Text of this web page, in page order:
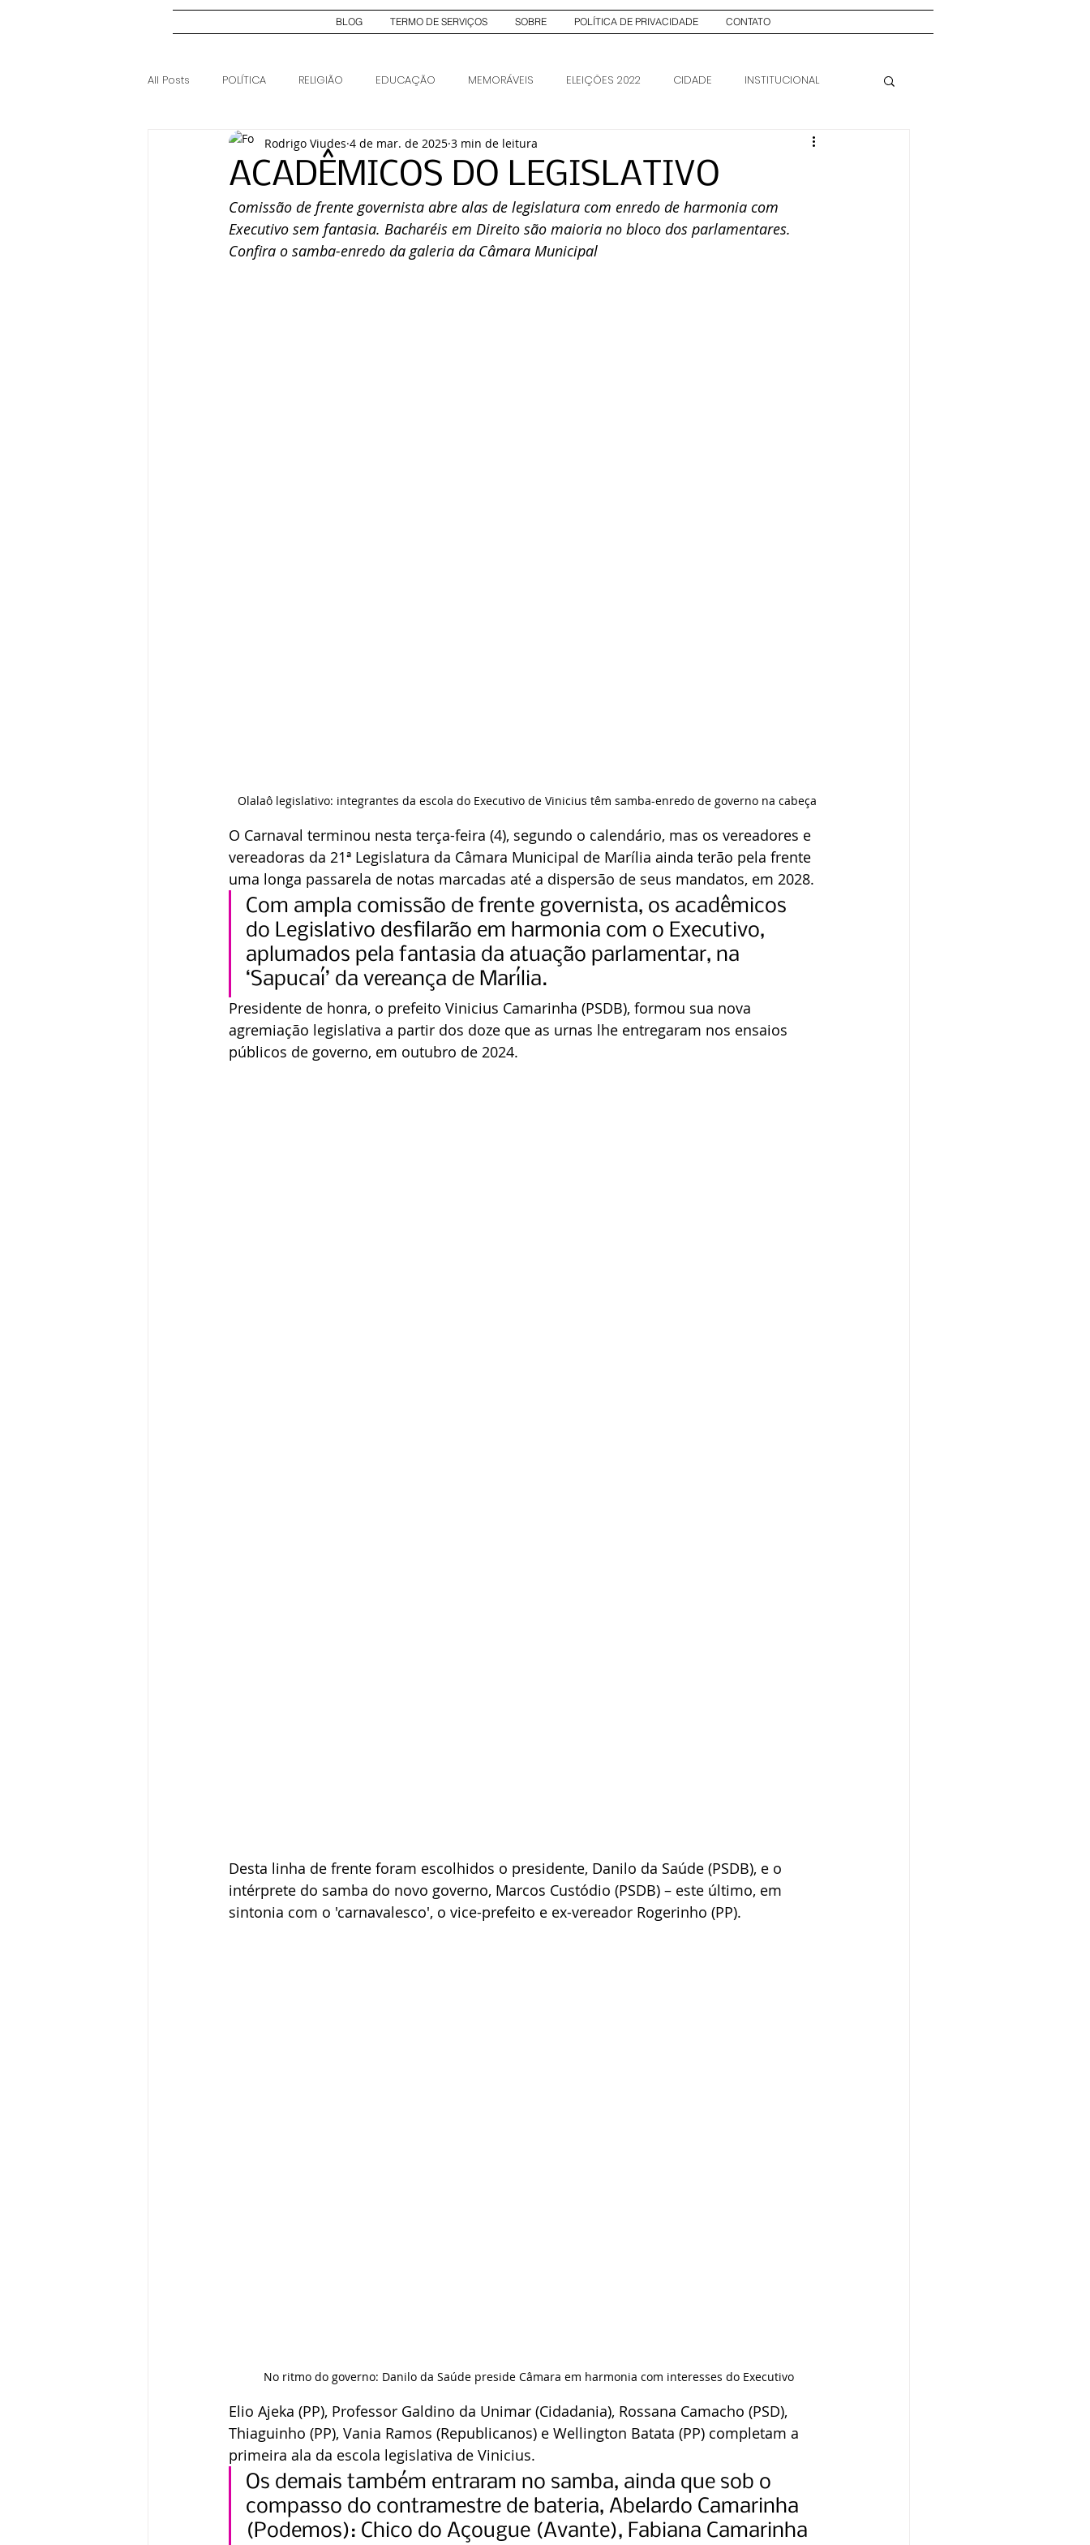
BLOG TERMO DE SERVIÇOS SOBRE POLÍTICA DE PRIVACIDADE CONTATO
All Posts POLÍTICA RELIGIÃO EDUCAÇÃO MEMORÁVEIS ELEIÇÕES 2022 CIDADE INSTITUCIONAL
ELEIÇÕES 2024 CASO JOSI DIAS ELEIÇÕES 2026 ELEIÇÕES 2026
ACADÊMICOS DO LEGISLATIVO
Rodrigo Viudes 4 de mar. de 2025 3 min de leitura
Comissão de frente governista abre alas de legislatura com enredo de harmonia com
Executivo sem fantasia. Bacharéis em Direito são maioria no bloco dos parlamentares.
Confira o samba-enredo da galeria da Câmara Municipal
Olalaô legislativo: integrantes da escola do Executivo de Vinicius têm samba-enredo de governo na cabeça
O Carnaval terminou nesta terça-feira (4), segundo o calendário, mas os vereadores e
vereadoras da 21ª Legislatura da Câmara Municipal de Marília ainda terão pela frente
uma longa passarela de notas marcadas até a dispersão de seus mandatos, em 2028.
Com ampla comissão de frente governista, os acadêmicos
do Legislativo desfilarão em harmonia com o Executivo,
aplumados pela fantasia da atuação parlamentar, na
‘Sapucaí’ da vereança de Marília.
Presidente de honra, o prefeito Vinicius Camarinha (PSDB), formou sua nova
agremiação legislativa a partir dos doze que as urnas lhe entregaram nos ensaios
públicos de governo, em outubro de 2024.
Desta linha de frente foram escolhidos o presidente, Danilo da Saúde (PSDB), e o
intérprete do samba do novo governo, Marcos Custódio (PSDB) – este último, em
sintonia com o 'carnavalesco', o vice-prefeito e ex-vereador Rogerinho (PP).
No ritmo do governo: Danilo da Saúde preside Câmara em harmonia com interesses do Executivo
Elio Ajeka (PP), Professor Galdino da Unimar (Cidadania), Rossana Camacho (PSD),
Thiaguinho (PP), Vania Ramos (Republicanos) e Wellington Batata (PP) completam a
primeira ala da escola legislativa de Vinicius.
Os demais também entraram no samba, ainda que sob o
compasso do contramestre de bateria, Abelardo Camarinha
(Podemos): Chico do Açougue (Avante), Fabiana Camarinha